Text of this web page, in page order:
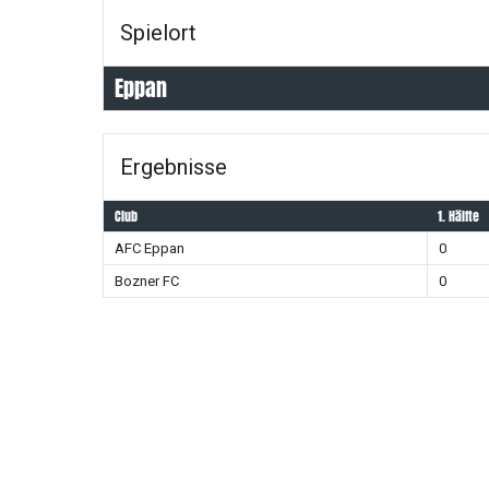
Spielort
Eppan
Ergebnisse
Club 1. Hälfte
AFC Eppan 0
Bozner FC
0